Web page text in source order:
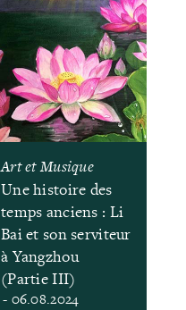
Art et Musique
Une histoire des
temps anciens : Li
Bai et son serviteur
à Yangzhou
(Partie III)
- 06.08.2024